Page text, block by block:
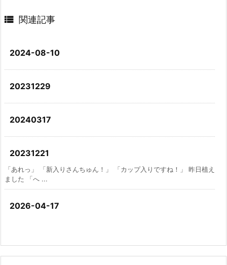
 関連記事
2024-08-10
20231229
20240317
20231221
「あれっ」 「新入りさんちゅん！」 「カップ入りですね！」 昨日植え
ました 「へ ...
2026-04-17